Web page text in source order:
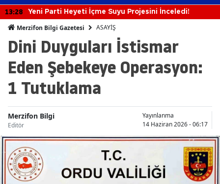
13:28 Yeni Parti Heyeti İçme Suyu Projesini İnceledi!
Merzifon Bilgi Gazetesi ASAYİŞ
Dini Duyguları İstismar
Eden Şebekeye Operasyon:
1 Tutuklama
Merzifon Bilgi
Editör
Yayınlanma
14 Haziran 2026 - 06:17